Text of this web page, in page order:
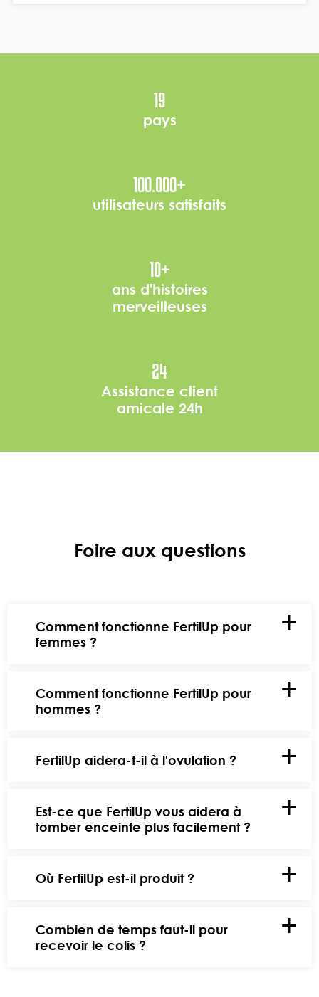
19
pays
100.000+
utilisateurs satisfaits
10+
ans d'histoires
merveilleuses
24
Assistance client
amicale 24h
Foire aux questions
Comment fonctionne FertilUp pour
femmes ?
Comment fonctionne FertilUp pour
hommes ?
FertilUp aidera-t-il à l'ovulation ?
Est-ce que FertilUp vous aidera à
tomber enceinte plus facilement ?
Où FertilUp est-il produit ?
Combien de temps faut-il pour
recevoir le colis ?